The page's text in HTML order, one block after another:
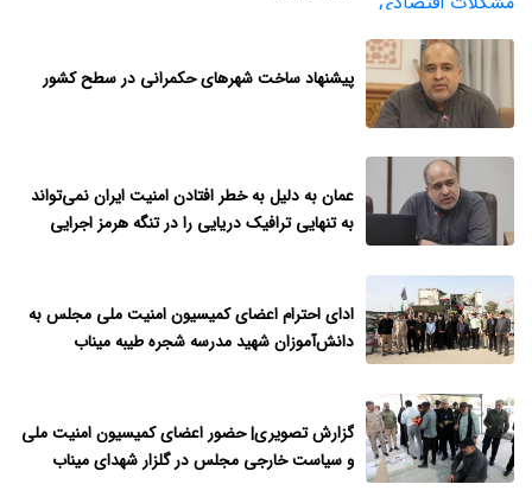
پیشنهاد ساخت شهرهای حکمرانی در سطح کشور
عمان به دلیل به خطر افتادن امنیت ایران نمی‌تواند
به تنهایی ترافیک دریایی را در تنگه هرمز اجرایی
ادای احترام اعضای کمیسیون امنیت ملی مجلس به
دانش‌آموزان شهید مدرسه شجره طیبه میناب
گزارش تصویری| حضور اعضای کمیسیون امنیت ملی
و سیاست خارجی مجلس در گلزار شهدای میناب